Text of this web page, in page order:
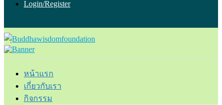
Login/Register
หน้าแรก
เกี่ยวกับเรา
กิจกรรม